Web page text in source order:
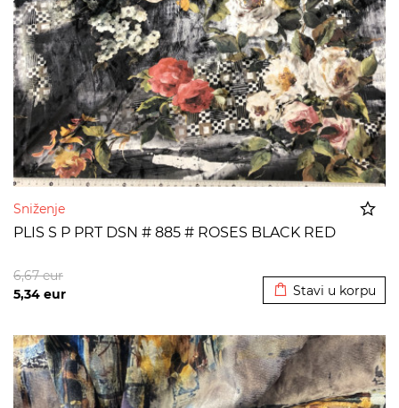
Sniženje
PLIS S P PRT DSN # 885 # ROSES BLACK RED
5,34 eur
6,67eur
Stavi u korpu